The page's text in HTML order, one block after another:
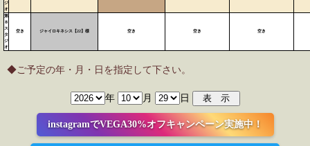
ジ
オ
第
８
ス
タ
ジ
オ
空き ジャイロキネシス【22】様 空き 空き 空き
◆ご予定の年・月・日を指定して下さい。
年 月 日
instagramでVEGA30%オフキャンペーン実施中！